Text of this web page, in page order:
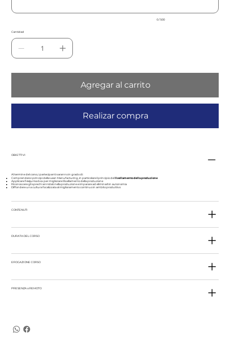
0 / 500
Cantidad
Agregar al carrito
Realizar compra
OBIETTIVI
Al termine del corso, i partecipanti saranno in grado di:
Comprendere i principi della Lean Manufacturing, in particolare il principio dellivellamento della produzione
Applicare l'Heijunka box per migliorare il livellamento della produzione
Riconoscere gli sprechi annidati nella produzione e imparare ad eliminarli in autonomia
Diffondere una cultura focalizzata al miglioramento continuo in ambito produttivo
CONTENUTI
DURATA DEL CORSO
EROGAZIONE CORSO
PRESENZA o REMOTO